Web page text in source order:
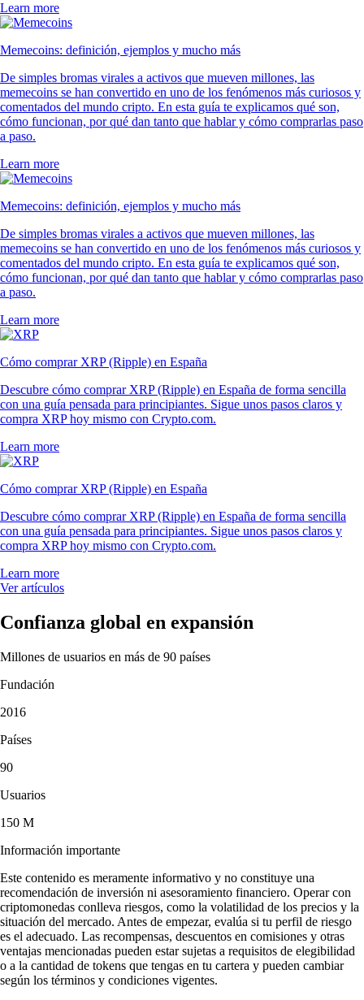
Learn more
Memecoins: definición, ejemplos y mucho más
De simples bromas virales a activos que mueven millones, las
memecoins se han convertido en uno de los fenómenos más curiosos y
comentados del mundo cripto. En esta guía te explicamos qué son,
cómo funcionan, por qué dan tanto que hablar y cómo comprarlas paso
a paso.
Learn more
Memecoins: definición, ejemplos y mucho más
De simples bromas virales a activos que mueven millones, las
memecoins se han convertido en uno de los fenómenos más curiosos y
comentados del mundo cripto. En esta guía te explicamos qué son,
cómo funcionan, por qué dan tanto que hablar y cómo comprarlas paso
a paso.
Learn more
Cómo comprar XRP (Ripple) en España
Descubre cómo comprar XRP (Ripple) en España de forma sencilla
con una guía pensada para principiantes. Sigue unos pasos claros y
compra XRP hoy mismo con Crypto.com.
Learn more
Cómo comprar XRP (Ripple) en España
Descubre cómo comprar XRP (Ripple) en España de forma sencilla
con una guía pensada para principiantes. Sigue unos pasos claros y
compra XRP hoy mismo con Crypto.com.
Learn more
Ver artículos
Confianza global en expansión
Millones de usuarios en más de 90 países
Fundación
2016
Países
90
Usuarios
150 M
Información importante
Este contenido es meramente informativo y no constituye una
recomendación de inversión ni asesoramiento financiero. Operar con
criptomonedas conlleva riesgos, como la volatilidad de los precios y la
situación del mercado. Antes de empezar, evalúa si tu perfil de riesgo
es el adecuado. Las recompensas, descuentos en comisiones y otras
ventajas mencionadas pueden estar sujetas a requisitos de elegibilidad
o a la cantidad de tokens que tengas en tu cartera y pueden cambiar
según los términos y condiciones vigentes.